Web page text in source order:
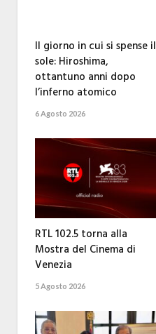
Il giorno in cui si spense il
sole: Hiroshima,
ottantuno anni dopo
l’inferno atomico
6 Agosto 2026
RTL 102.5 torna alla
Mostra del Cinema di
Venezia
5 Agosto 2026